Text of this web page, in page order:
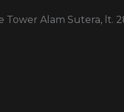
Tower Alam Sutera, lt.